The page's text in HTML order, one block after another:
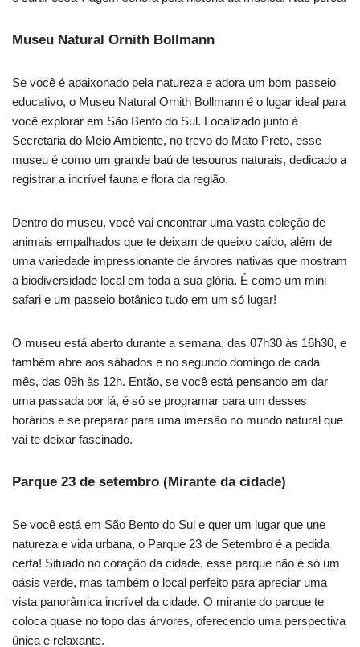
Museu Natural Ornith Bollmann
Se você é apaixonado pela natureza e adora um bom passeio
educativo, o Museu Natural Ornith Bollmann é o lugar ideal para
você explorar em São Bento do Sul. Localizado junto à
Secretaria do Meio Ambiente, no trevo do Mato Preto, esse
museu é como um grande baú de tesouros naturais, dedicado a
registrar a incrível fauna e flora da região.
Dentro do museu, você vai encontrar uma vasta coleção de
animais empalhados que te deixam de queixo caído, além de
uma variedade impressionante de árvores nativas que mostram
a biodiversidade local em toda a sua glória. É como um mini
safari e um passeio botânico tudo em um só lugar!
O museu está aberto durante a semana, das 07h30 às 16h30, e
também abre aos sábados e no segundo domingo de cada
mês, das 09h às 12h. Então, se você está pensando em dar
uma passada por lá, é só se programar para um desses
horários e se preparar para uma imersão no mundo natural que
vai te deixar fascinado.
Parque 23 de setembro (Mirante da cidade)
Se você está em São Bento do Sul e quer um lugar que une
natureza e vida urbana, o Parque 23 de Setembro é a pedida
certa! Situado no coração da cidade, esse parque não é só um
oásis verde, mas também o local perfeito para apreciar uma
vista panorâmica incrível da cidade. O mirante do parque te
coloca quase no topo das árvores, oferecendo uma perspectiva
única e relaxante.